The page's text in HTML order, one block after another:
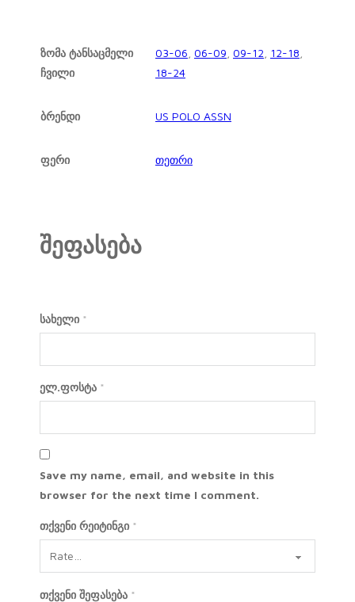
ზომა ტანსაცმელი
ჩვილი
03-06 06-09 09-12 12-18
18-24
ბრენდი US POLO ASSN
ფერი თეთრი
შეფასება
სახელი *
ელ.ფოსტა *
Save my name, email, and website in this
browser for the next time I comment.
თქვენი რეიტინგი *
თქვენი შეფასება *